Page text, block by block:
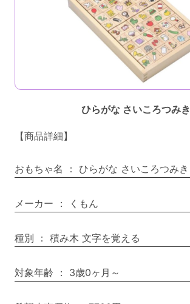
ひらがな さいころつみき
【商品詳細】
おもちゃ名 ： ひらがな さいころつみき
メーカー ： くもん
種別 ： 積み木 文字を覚える
対象年齢 ： 3歳0ヶ月～